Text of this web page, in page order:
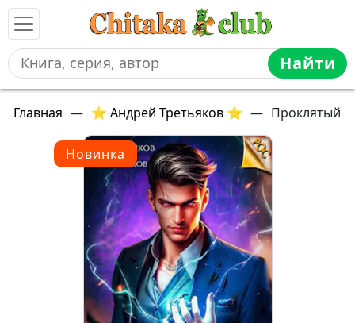
Найти
Главная — ⭐ Андрей Третьяков ⭐ — Проклятый
Новинка